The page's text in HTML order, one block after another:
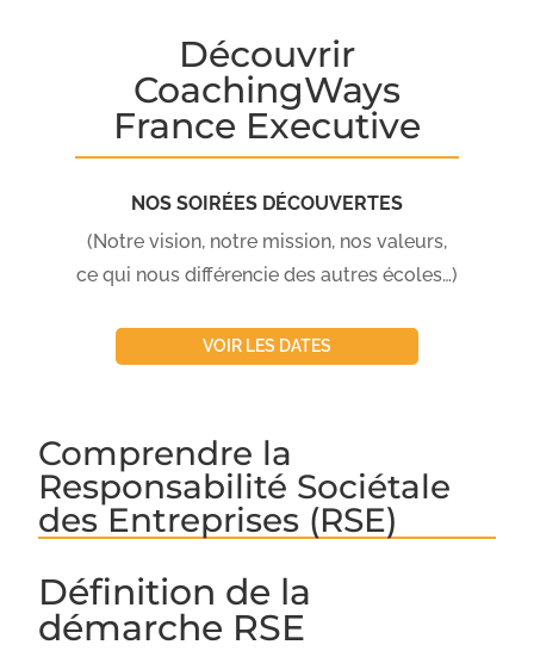
Découvrir
CoachingWays
France Executive
NOS SOIRÉES DÉCOUVERTES
(Notre vision, notre mission, nos valeurs,
ce qui nous différencie des autres écoles…)
VOIR LES DATES
Comprendre la
Responsabilité Sociétale
des Entreprises (RSE)
Définition de la
démarche RSE